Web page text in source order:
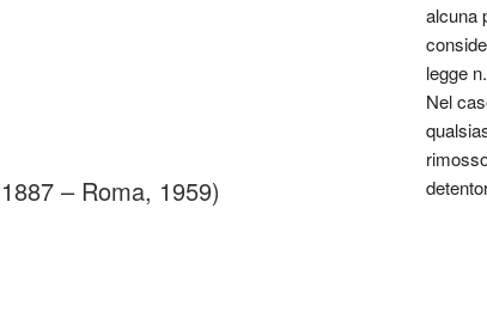
– Roma, 1959)
alcuna
legge
Nel